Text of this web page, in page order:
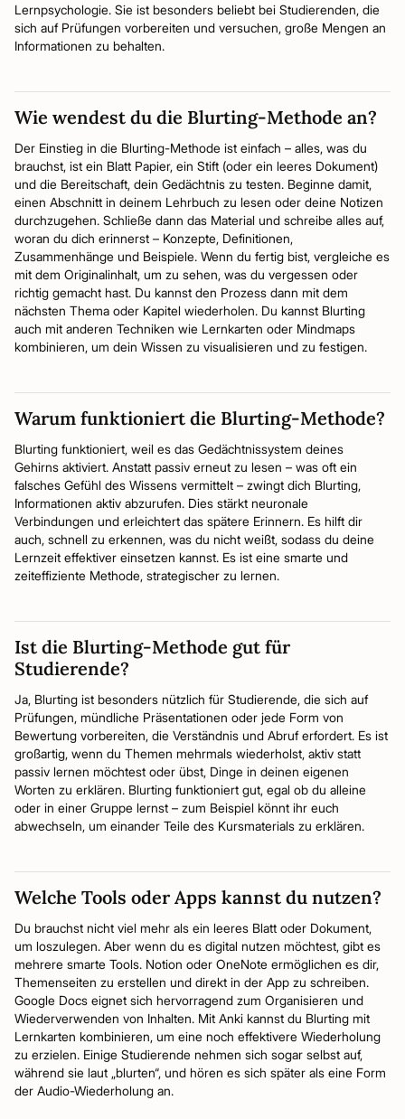
Lernpsychologie. Sie ist besonders beliebt bei Studierenden, die
sich auf Prüfungen vorbereiten und versuchen, große Mengen an
Informationen zu behalten.
Wie wendest du die Blurting-Methode an?
Der Einstieg in die Blurting-Methode ist einfach – alles, was du
brauchst, ist ein Blatt Papier, ein Stift (oder ein leeres Dokument)
und die Bereitschaft, dein Gedächtnis zu testen. Beginne damit,
einen Abschnitt in deinem Lehrbuch zu lesen oder deine Notizen
durchzugehen. Schließe dann das Material und schreibe alles auf,
woran du dich erinnerst – Konzepte, Definitionen,
Zusammenhänge und Beispiele. Wenn du fertig bist, vergleiche es
mit dem Originalinhalt, um zu sehen, was du vergessen oder
richtig gemacht hast. Du kannst den Prozess dann mit dem
nächsten Thema oder Kapitel wiederholen. Du kannst Blurting
auch mit anderen Techniken wie Lernkarten oder Mindmaps
kombinieren, um dein Wissen zu visualisieren und zu festigen.
Warum funktioniert die Blurting-Methode?
Blurting funktioniert, weil es das Gedächtnissystem deines
Gehirns aktiviert. Anstatt passiv erneut zu lesen – was oft ein
falsches Gefühl des Wissens vermittelt – zwingt dich Blurting,
Informationen aktiv abzurufen. Dies stärkt neuronale
Verbindungen und erleichtert das spätere Erinnern. Es hilft dir
auch, schnell zu erkennen, was du nicht weißt, sodass du deine
Lernzeit effektiver einsetzen kannst. Es ist eine smarte und
zeiteffiziente Methode, strategischer zu lernen.
Ist die Blurting-Methode gut für
Studierende?
Ja, Blurting ist besonders nützlich für Studierende, die sich auf
Prüfungen, mündliche Präsentationen oder jede Form von
Bewertung vorbereiten, die Verständnis und Abruf erfordert. Es ist
großartig, wenn du Themen mehrmals wiederholst, aktiv statt
passiv lernen möchtest oder übst, Dinge in deinen eigenen
Worten zu erklären. Blurting funktioniert gut, egal ob du alleine
oder in einer Gruppe lernst – zum Beispiel könnt ihr euch
abwechseln, um einander Teile des Kursmaterials zu erklären.
Welche Tools oder Apps kannst du nutzen?
Du brauchst nicht viel mehr als ein leeres Blatt oder Dokument,
um loszulegen. Aber wenn du es digital nutzen möchtest, gibt es
mehrere smarte Tools. Notion oder OneNote ermöglichen es dir,
Themenseiten zu erstellen und direkt in der App zu schreiben.
Google Docs eignet sich hervorragend zum Organisieren und
Wiederverwenden von Inhalten. Mit Anki kannst du Blurting mit
Lernkarten kombinieren, um eine noch effektivere Wiederholung
zu erzielen. Einige Studierende nehmen sich sogar selbst auf,
während sie laut „blurten“, und hören es sich später als eine Form
der Audio-Wiederholung an.